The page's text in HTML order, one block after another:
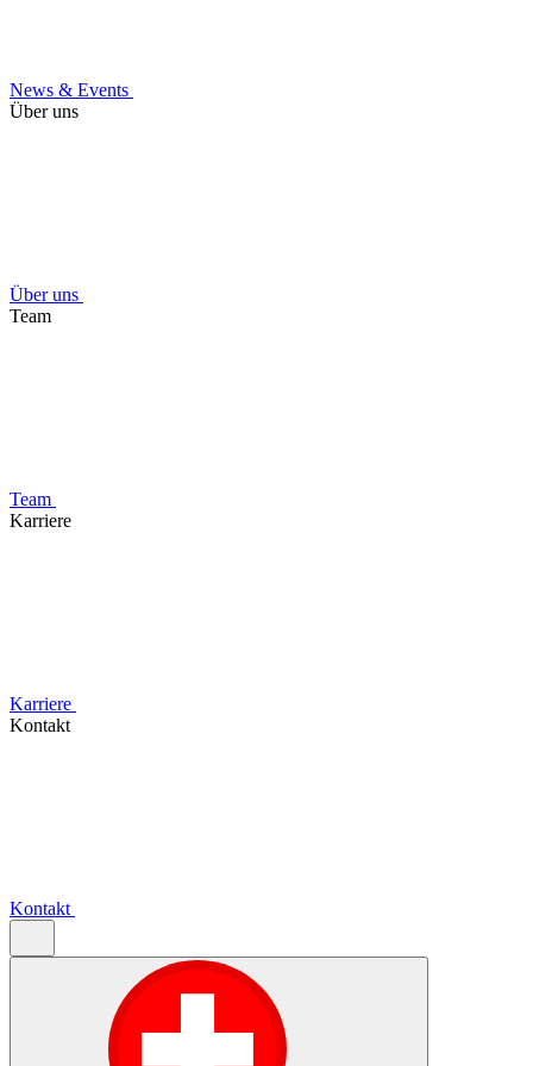
News & Events
Über uns
Über uns
Team
Team
Karriere
Karriere
Kontakt
Kontakt